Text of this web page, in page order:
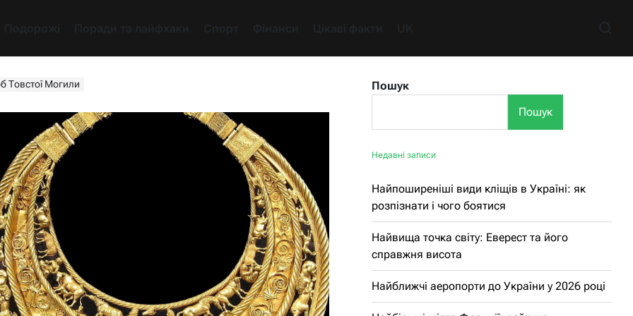
Товстої Могили
Пошук
Пошук
Недавні записи
Найпоширеніші види кліщів в Україні: як
розпізнати і чого боятися
Найвища точка світу: Еверест та його
справжня висота
Найближчі аеропорти до України у 2026 році